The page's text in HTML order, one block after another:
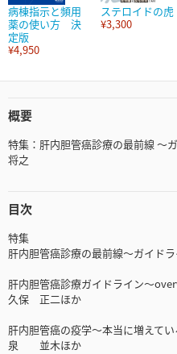
病棟指示と頻用
薬の使い方 決
定版
¥4,950
ステロイドの虎
¥3,300
概要
特集：肝内胆管癌診療の最前線
将之
目次
特集
肝内胆管癌診療の最前線～ガイ
肝内胆管癌診療ガイドライン～
久保 正二ほか
肝内胆管癌の疫学～本当に増えて
泉 並木ほか